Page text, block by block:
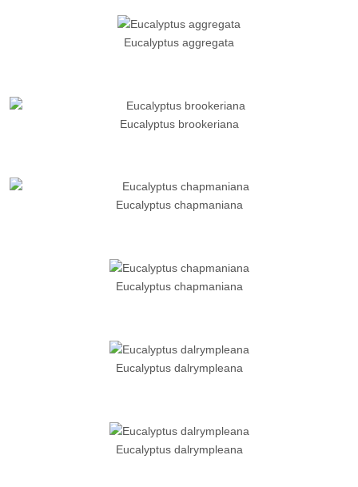
Eucalyptus aggregata
Eucalyptus brookeriana
Eucalyptus chapmaniana
Eucalyptus chapmaniana
Eucalyptus dalrympleana
Eucalyptus dalrympleana